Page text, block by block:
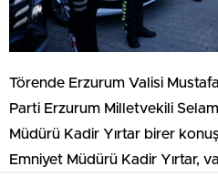
Törende Erzurum Valisi
Parti Erzurum Milletvekili
Müdürü Kadir Yırtar birer
Emniyet Müdürü Kadir Yırtar,